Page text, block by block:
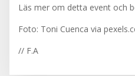
Läs mer om detta event och
Foto: Toni Cuenca via
// F.A